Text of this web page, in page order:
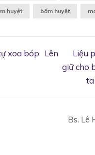
huyệt bấm huyệt
xoa bóp
Lên
Liệu
giữ cho
Bs. Lê